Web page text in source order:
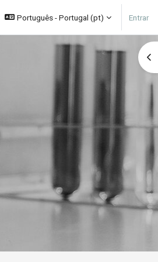
Português - Portugal ‎(pt)‎ Entrar